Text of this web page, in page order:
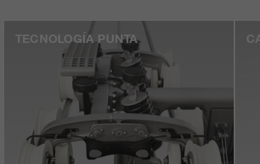
TECNOLOGÍA PUNTA